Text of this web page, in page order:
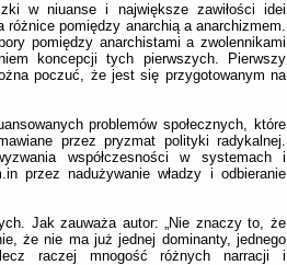
w niuanse i największe zawiłości idei
różnice pomiędzy anarchią a anarchizmem.
pomiędzy anarchistami a zwolennikami
koncepcji tych pierwszych. Pierwszy
poczuć, że jest się przygotowanym na
problemów społecznych, które
przez pryzmat polityki radykalnej.
współczesności w systemach i
przez nadużywanie władzy i odbieranie
Jak zauważa autor: „Nie znaczy to, że
że nie ma już jednej dominanty, jednego
lecz raczej mnogość różnych narracji i